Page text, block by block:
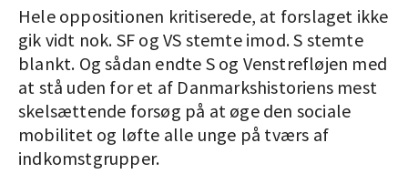
Hele oppositionen kritiserede, at forslaget ikke
gik vidt nok. SF og VS stemte imod. S stemte
blankt. Og sådan endte S og Venstrefløjen med
at stå uden for et af Danmarkshistoriens mest
skelsættende forsøg på at øge den sociale
mobilitet og løfte alle unge på tværs af
indkomstgrupper.